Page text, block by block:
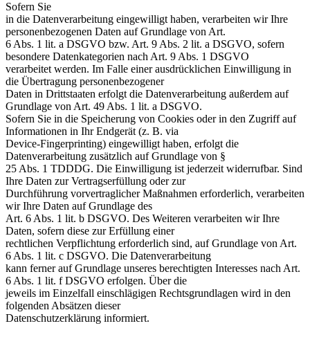
Sofern Sie
in die Datenverarbeitung eingewilligt haben, verarbeiten wir Ihre
personenbezogenen Daten auf Grundlage von Art.
6 Abs. 1 lit. a DSGVO bzw. Art. 9 Abs. 2 lit. a DSGVO, sofern
besondere Datenkategorien nach Art. 9 Abs. 1 DSGVO
verarbeitet werden. Im Falle einer ausdrücklichen Einwilligung in
die Übertragung personenbezogener
Daten in Drittstaaten erfolgt die Datenverarbeitung außerdem auf
Grundlage von Art. 49 Abs. 1 lit. a DSGVO.
Sofern Sie in die Speicherung von Cookies oder in den Zugriff auf
Informationen in Ihr Endgerät (z. B. via
Device-Fingerprinting) eingewilligt haben, erfolgt die
Datenverarbeitung zusätzlich auf Grundlage von §
25 Abs. 1 TDDDG. Die Einwilligung ist jederzeit widerrufbar. Sind
Ihre Daten zur Vertragserfüllung oder zur
Durchführung vorvertraglicher Maßnahmen erforderlich, verarbeiten
wir Ihre Daten auf Grundlage des
Art. 6 Abs. 1 lit. b DSGVO. Des Weiteren verarbeiten wir Ihre
Daten, sofern diese zur Erfüllung einer
rechtlichen Verpflichtung erforderlich sind, auf Grundlage von Art.
6 Abs. 1 lit. c DSGVO. Die Datenverarbeitung
kann ferner auf Grundlage unseres berechtigten Interesses nach Art.
6 Abs. 1 lit. f DSGVO erfolgen. Über die
jeweils im Einzelfall einschlägigen Rechtsgrundlagen wird in den
folgenden Absätzen dieser
Datenschutzerklärung informiert.